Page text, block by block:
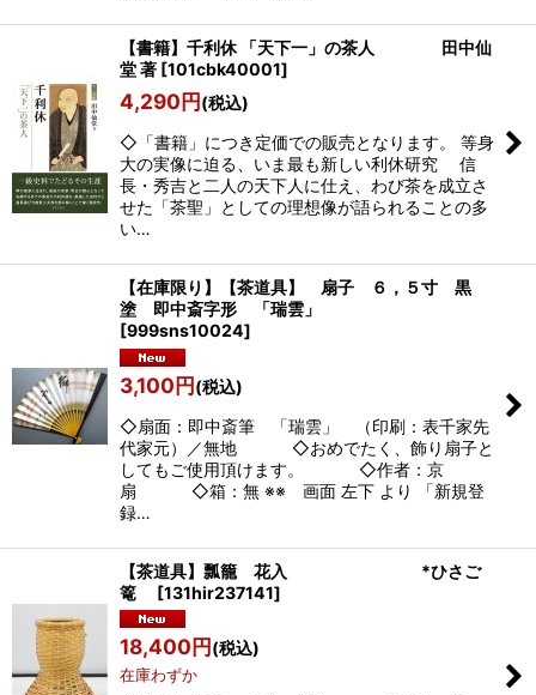
【書籍】千利休 「天下一」の茶人 田中仙
堂 著 [101cbk40001]
4,290円(税込)
◇「書籍」につき定価での販売となります。 等身
大の実像に迫る、いま最も新しい利休研究 信
長・秀吉と二人の天下人に仕え、わび茶を成立さ
せた「茶聖」としての理想像が語られることの多
い…
【在庫限り】【茶道具】 扇子 ６，５寸 黒
塗 即中斎字形 「瑞雲」
[999sns10024]
3,100円(税込)
◇扇面：即中斎筆 「瑞雲」 （印刷：表千家先
代家元）／無地 ◇おめでたく、飾り扇子と
してもご使用頂けます。 ◇作者：京
扇 ◇箱：無 ※※ 画面 左下 より 「新規登
録…
【茶道具】瓢籠 花入 *ひさご
篭
[131hir237141]
18,400円(税込)
在庫わずか